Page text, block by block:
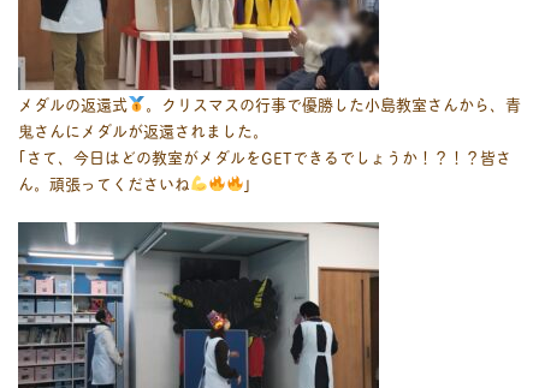
メダルの返還式
。クリスマスの行事で優勝した小島教室さんから、青
鬼さんにメダルが返還されました。
｢さて、今日はどの教室がメダルをGETできるでしょうか！？！？皆さ
ん。頑張ってくださいね
｣